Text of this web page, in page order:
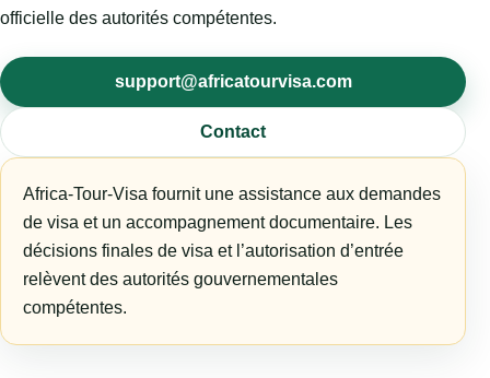
officielle des autorités compétentes.
support@africatourvisa.com
Contact
Africa-Tour-Visa fournit une assistance aux demandes
de visa et un accompagnement documentaire. Les
décisions finales de visa et l’autorisation d’entrée
relèvent des autorités gouvernementales
compétentes.